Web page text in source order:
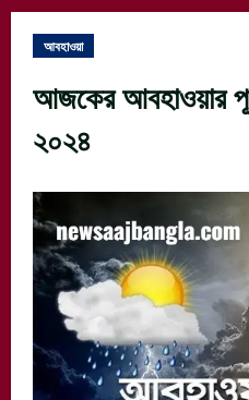
আবহাওয়া
আজকের আবহাওয়ার
২০২৪